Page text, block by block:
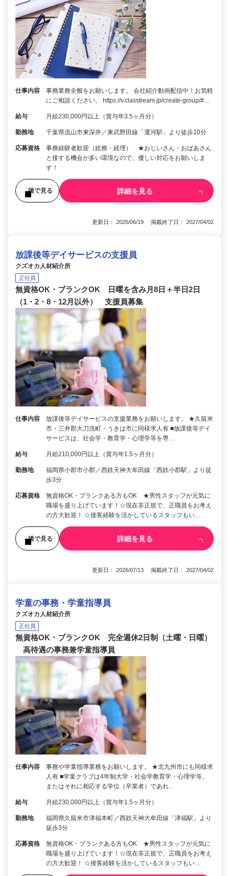
仕事内容
事務業務全般をお願いします。 会社紹介動画配信中！お気軽
にご相談ください。 https://v.classtream.jp/create-group/#…
給与 月給230,000円以上（賞与年3.5ヶ月分）
勤務地 千葉県流山市東深井／東武野田線「運河駅」より徒歩10分
応募資格
事務経験者歓迎（総務・経理） ★おじいさん・おばあさん
と接する機会が多い環境なので、優しい対応をお願いしま
す！
後で見る 詳細を見る
更新日： 2026/06/19 掲載終了日： 2027/04/02
放課後等デイサービスの支援員
クズオカ人材紹介所
正社員
無資格OK・ブランクOK 日曜を含み月8日＋半日2日
（1・2・8・12月以外） 支援員募集
仕事内容
放課後等デイサービスの支援業務をお願いします。 ★久留米
市・三井郡大刀洗町・うきは市に同様求人有 ■放課後等デイ
サービスは、社会学・教育学・心理学等を専…
給与 月給210,000円以上（賞与年1.5ヶ月分）
勤務地
福岡県小郡市小郡／西鉄天神大牟田線「西鉄小郡駅」より徒
歩3分
応募資格
無資格OK・ブランクある方もOK ★男性スタッフが元気に
職場を盛り上げています！☆現在非正規で、正職員をお考え
の方大歓迎！ ☆接客経験を活かしているスタッフもい…
後で見る 詳細を見る
更新日： 2026/07/13 掲載終了日： 2027/04/02
学童の事務・学童指導員
クズオカ人材紹介所
正社員
無資格OK・ブランクOK 完全週休2日制（土曜・日曜）
高待遇の事務兼学童指導員
仕事内容
事務や学童指導業務をお願いします。 ★北九州市にも同様求
人有 ■学童クラブは4年制大学・社会学教育学・心理学等、
またはそれに相応する学位（卒業者）であれ…
給与 月給230,000円以上（賞与年1.5ヶ月分）
勤務地
福岡県久留米市津福本町／西鉄天神大牟田線「津福駅」より
徒歩3分
応募資格
無資格OK・ブランクある方もOK ★男性スタッフが元気に
職場を盛り上げています！☆現在非正規で、正職員をお考え
の方大歓迎！ ☆接客経験を活かしているスタッフもい…